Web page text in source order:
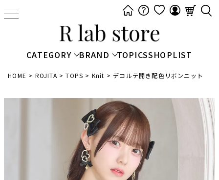
t
e
a
CATEGORY BRAND TOPICSSHOPLIST
HOME ROJITA TOPS Knit デコルテ開き配色リボンニット